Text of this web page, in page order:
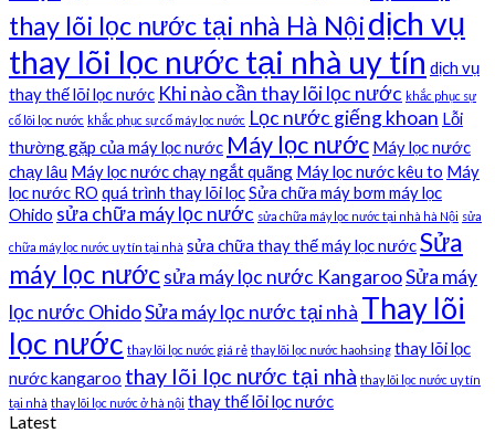
thay lõi lọc nước tại nhà Hà Nộidịch vụ
thay lõi lọc nước tại nhà uy tín dịch vụ
thay thế lõi lọc nước Khi nào cần thay lõi lọc nước khắc phục sự
cố lõi lọc nước khắc phục sự cố máy lọc nước Lọc nước giếng khoan Lỗi
thường gặp của máy lọc nước Máy lọc nước Máy lọc nước
chạy lâu Máy lọc nước chạy ngắt quãng Máy lọc nước kêu to Máy
lọc nước RO quá trình thay lõi lọcSửa chữa máy bơm máy lọc
Ohido sửa chữa máy lọc nước sửa chữa máy lọc nước tại nhà hà Nội sửa
chữa máy lọc nước uy tín tại nhà sửa chữa thay thế máy lọc nướcSửa
máy lọc nướcsửa máy lọc nước KangarooSửa máy
lọc nước OhidoSửa máy lọc nước tại nhà Thay lõi
lọc nước thay lõi lọc nước giá rẻ thay lõi lọc nước haohsing thay lõi lọc
nước kangaroo thay lõi lọc nước tại nhà thay lõi lọc nước uy tín
tại nhà thay lõi lọc nước ở hà nội thay thế lõi lọc nước
Latest